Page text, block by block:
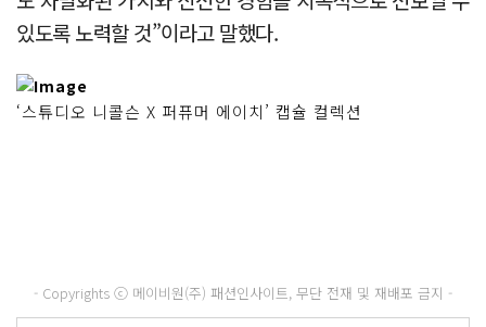
있도록 노력할 것”이라고 말했다.
‘스튜디오 니콜슨 X 퍼퓨머 에이치’ 캡슐 컬렉션
- Copyrights ⓒ 메이비원(주) 패션인사이트, 무단 전재 및 재배포 금지 -